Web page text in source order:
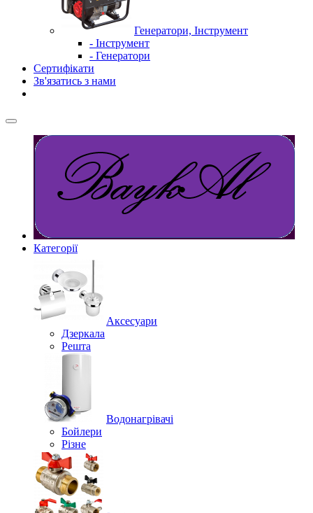
Генератори, Інструмент
- Інструмент
- Генератори
Сертифікати
Зв'язатись з нами
Категорії
Аксесуари
Дзеркала
Решта
Водонагрівачі
Бойлери
Різне